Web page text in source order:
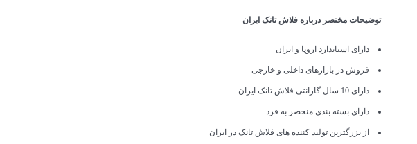
توضیحات مختصر درباره فلاش تانک ایران
دارای استاندارد اروپا و ایران
فروش در بازارهای داخلی و خارجی
دارای 10 سال گارانتی فلاش تانک ایران
دارای بسته بندی منحصر به فرد
از بزرگترین تولید کننده های فلاش تانک در ایران